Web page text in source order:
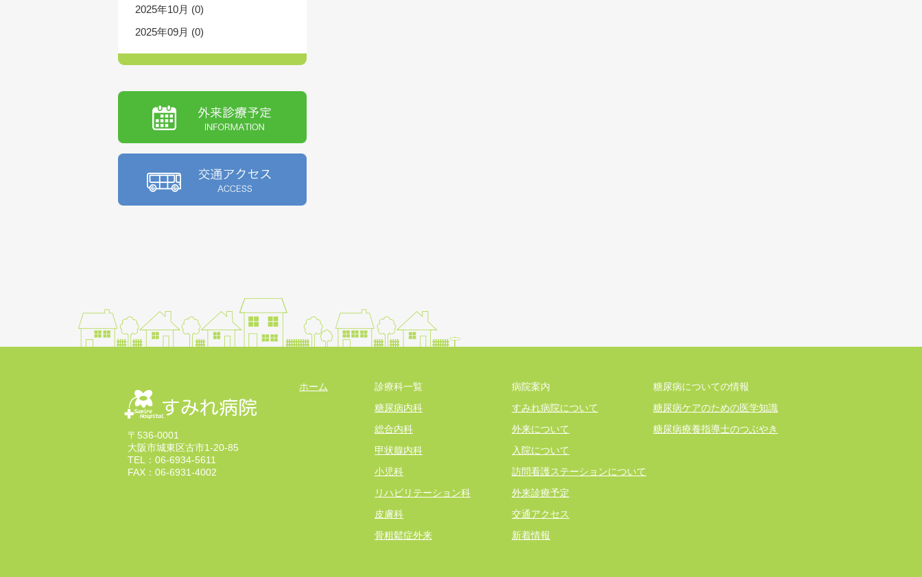
2025年10月 (0)
2025年09月 (0)
〒536-0001
大阪市城東区古市1-20-85
TEL：06-6934-5611
FAX：06-6931-4002
ホーム
診療科一覧
糖尿病内科
総合内科
甲状腺内科
小児科
リハビリテーション科
皮膚科
骨粗鬆症外来
病院案内
すみれ病院について
外来について
入院について
訪問看護ステーションについて
外来診療予定
交通アクセス
新着情報
糖尿病についての情報
糖尿病ケアのための医学知識
糖尿病療養指導士のつぶやき